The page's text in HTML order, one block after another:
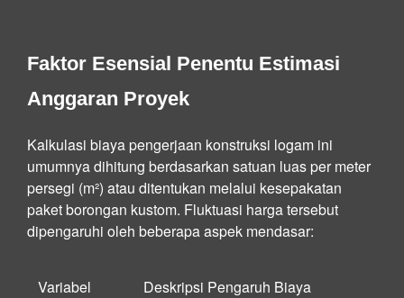
Faktor Esensial Penentu Estimasi
Anggaran Proyek
Kalkulasi biaya pengerjaan konstruksi logam ini
umumnya dihitung berdasarkan satuan luas per meter
persegi (m²) atau ditentukan melalui kesepakatan
paket borongan kustom. Fluktuasi harga tersebut
dipengaruhi oleh beberapa aspek mendasar:
Variabel
Deskripsi Pengaruh Biaya